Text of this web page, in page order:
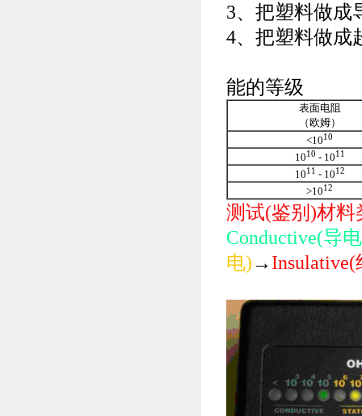
3、把塑料做成
4、把塑料做成
能的等级
表面电阻
（欧姆）
<1010
1010 - 1011
1011 - 1012
>1012
测试(鉴别)材
Conductive(导
电)→ Insulative(